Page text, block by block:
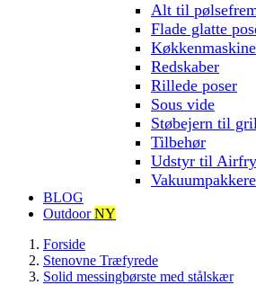
Alt til
Flade glatte
Redskaber
Rillede poser
Sous vide
Støbejern til
Tilbehør
Udstyr til
Vakuumpakkere
BLOG
OutdoorNY
Forside
Stenovne Træfyrede
Solid messingbørste med stålskær